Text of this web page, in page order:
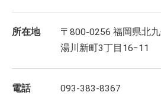
所在地
〒800-0256 福岡県北
湯川新町3丁目16−11
電話 093-383-8367